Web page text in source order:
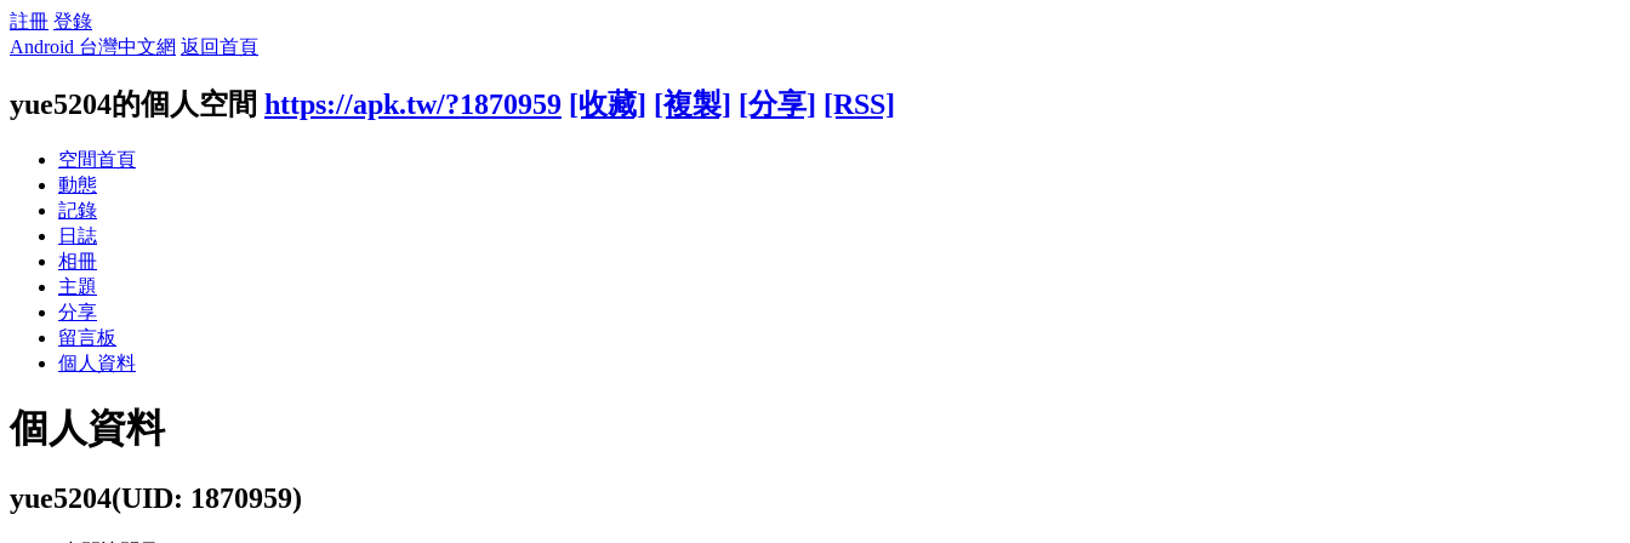
註冊 登錄
Android 台灣中文網 返回首頁
yue5204的個人空間 https://apk.tw/?1870959 [收藏] [複製] [分享] [RSS]
空間首頁
動態
記錄
日誌
相冊
主題
分享
留言板
個人資料
個人資料
yue5204(UID: 1870959)